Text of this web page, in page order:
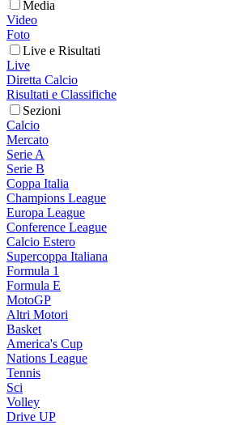
Media
Video
Foto
Live e Risultati
Live
Diretta Calcio
Risultati e Classifiche
Sezioni
Calcio
Mercato
Serie A
Serie B
Coppa Italia
Champions League
Europa League
Conference League
Calcio Estero
Supercoppa Italiana
Formula 1
Formula E
MotoGP
Altri Motori
Basket
America's Cup
Nations League
Tennis
Sci
Volley
Drive UP